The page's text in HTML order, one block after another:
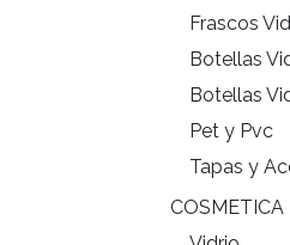
Frascos
Botellas
Botellas
Pet y Pvc
Tapas y
COSMETICA